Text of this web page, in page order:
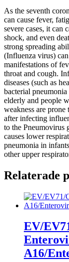
As the seventh
can cause fever,
severe cases, it can
shock, and even
strong spreading
(Influenza virus)
manifestations of
throat and cough.
diseases (such as
bacterial
elderly and people
weakness are
after infecting
to the Pneumovirus
causes lower
pneumonia in
other upper
Relaterade
EV/
A16/